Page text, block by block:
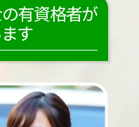
有資格者が
す